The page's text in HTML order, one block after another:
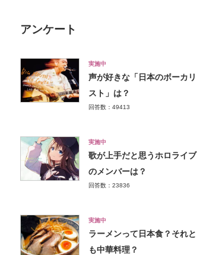
アンケート
実施中
声が好きな「日本のボーカリ
スト」は？
回答数：49413
実施中
歌が上手だと思うホロライブ
のメンバーは？
回答数：23836
実施中
ラーメンって日本食？それと
も中華料理？